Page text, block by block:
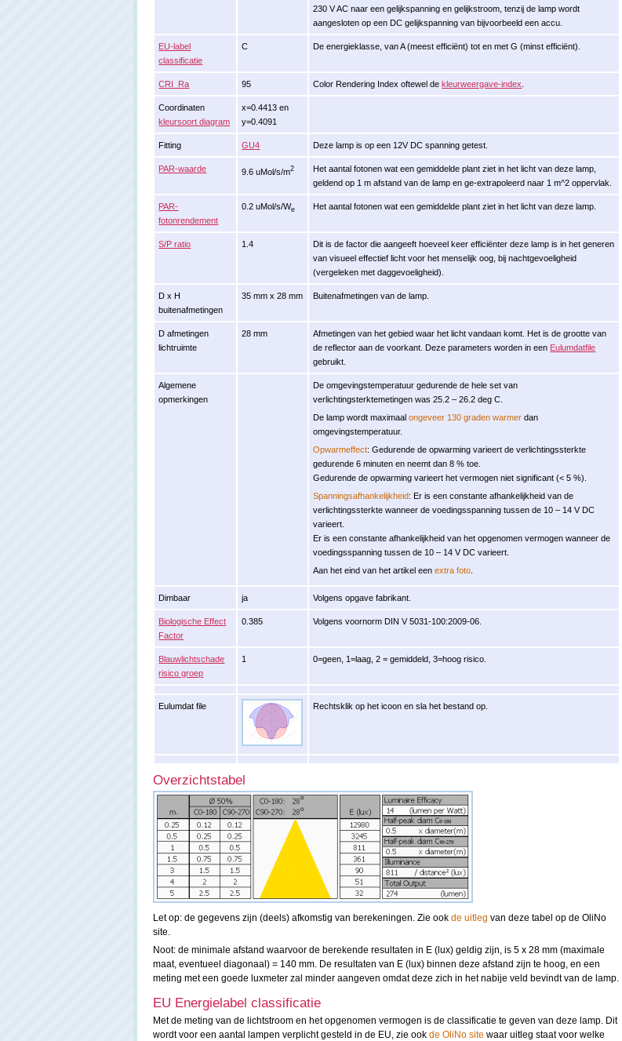
230 V AC naar een gelijkspanning en gelijkstroom, tenzij de lamp wordt
aangesloten op een DC gelijkspanning van bijvoorbeeld een accu.
EU-label
classificatie
C De energieklasse, van A (meest efficiënt) tot en met G (minst efficiënt).
CRI_Ra 95 Color Rendering Index oftewel dekleurweergave-index
Coordinaten
kleursoort diagram
x=0.4413 en
y=0.4091
Fitting GU4 Deze lamp is op een 12V DC spanning getest.
PAR-waarde 9.6 uMol/s/m2
Het aantal fotonen wat een gemiddelde plant ziet in het licht van deze lamp,
geldend op 1 m afstand van de lamp en ge-extrapoleerd naar 1 m^2 oppervlak.
PAR-
fotonrendement
0.2 uMol/s/We Het aantal fotonen wat een gemiddelde plant ziet in het licht van deze lamp.
S/P ratio 1.4
Dit is de factor die aangeeft hoeveel keer efficiënter deze lamp is in het generen
van visueel effectief licht voor het menselijk oog, bij nachtgevoeligheid
(vergeleken met daggevoeligheid).
D x H
buitenafmetingen
35 mm x 28 mm Buitenafmetingen van de lamp.
D afmetingen
lichtruimte
28 mm
Afmetingen van het gebied waar het licht vandaan komt. Het is de grootte van
de reflector aan de voorkant. Deze parameters worden in een Eulumdatfile
gebruikt.
Algemene
opmerkingen
De omgevingstemperatuur gedurende de hele set van
verlichtingsterktemetingen was 25.2 – 26.2 deg C.
De lamp wordt maximaalongeveer 130 graden warmer dan
omgevingstemperatuur.
Opwarmeffect: Gedurende de opwarming varieert de verlichtingssterkte
gedurende 6 minuten en neemt dan 8 % toe.
Gedurende de opwarming varieert het vermogen niet significant (< 5 %).
Spanningsafhankelijkheid: Er is een constante afhankelijkheid van de
verlichtingssterkte wanneer de voedingsspanning tussen de 10 – 14 V DC
varieert.
Er is een constante afhankelijkheid van het opgenomen vermogen wanneer de
voedingsspanning tussen de 10 – 14 V DC varieert.
Aan het eind van het artikel eenextra foto
Dimbaar ja Volgens opgave fabrikant.
Biologische Effect
Factor
0.385 Volgens voornorm DIN V 5031-100:2009-06.
Blauwlichtschade
risico groep
1 0=geen, 1=laag, 2 = gemiddeld, 3=hoog risico.
Eulumdat file Rechtsklik op het icoon en sla het bestand op.
Overzichtstabel
Let op: de gegevens zijn (deels) afkomstig van berekeningen. Zie ook de uitleg van deze tabel op de OliNo
site.
Noot: de minimale afstand waarvoor de berekende resultaten in E (lux) geldig zijn, is 5 x 28 mm (maximale
maat, eventueel diagonaal) = 140 mm. De resultaten van E (lux) binnen deze afstand zijn te hoog, en een
meting met een goede luxmeter zal minder aangeven omdat deze zich in het nabije veld bevindt van de lamp.
EU Energielabel classificatie
Met de meting van de lichtstroom en het opgenomen vermogen is de classificatie te geven van deze lamp. Dit
wordt voor een aantal lampen verplicht gesteld in de EU, zie ook de OliNo site waar uitleg staat voor welke